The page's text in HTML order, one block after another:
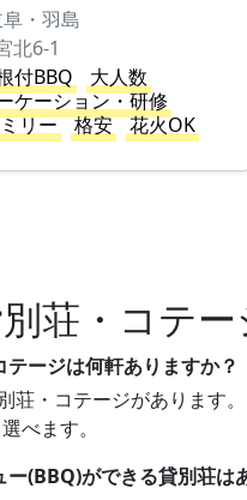
・羽島
北6-1
付BBQ
大人数
ケーション・研修
リー 格安
花火OK
荘・コテ
ージは何軒ありますか？
荘・コテージがあります
べます。
(BBQ)ができる貸別荘は